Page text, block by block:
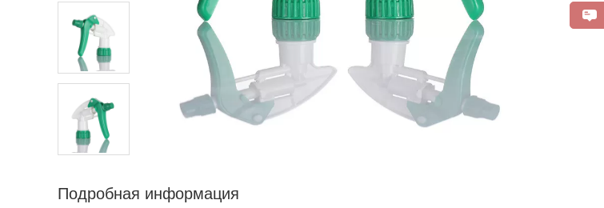
Подробная информация